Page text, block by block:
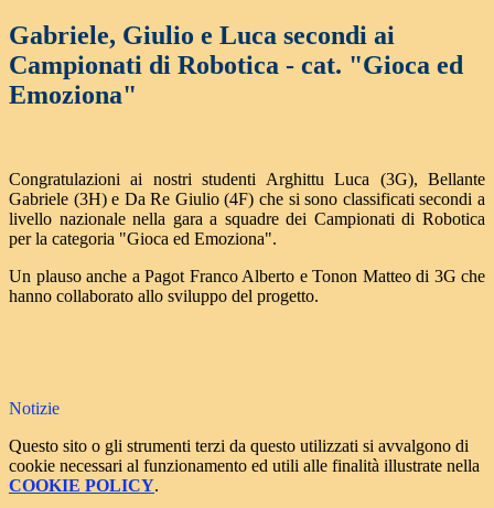
Gabriele, Giulio e Luca secondi ai
Campionati di Robotica - cat. "Gioca ed
Emoziona"
Congratulazioni ai nostri studenti Arghittu Luca (3G), Bellante
Gabriele (3H) e Da Re Giulio (4F) che si sono classificati secondi a
livello nazionale nella gara a squadre dei Campionati di Robotica
per la categoria "Gioca ed Emoziona".
Un plauso anche a Pagot Franco Alberto e Tonon Matteo di 3G che
hanno collaborato allo sviluppo del progetto.
Notizie
Questo sito o gli strumenti terzi da questo utilizzati si avvalgono di
cookie necessari al funzionamento ed utili alle finalità illustrate nella
COOKIE POLICY.